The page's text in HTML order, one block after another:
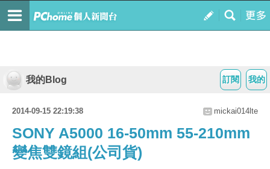
我的
訂閱
我的Blog
2014-09-15 22:19:38 mickai014lte
SONY A5000 16-50mm 55-210mm
變焦雙鏡組(公司貨)